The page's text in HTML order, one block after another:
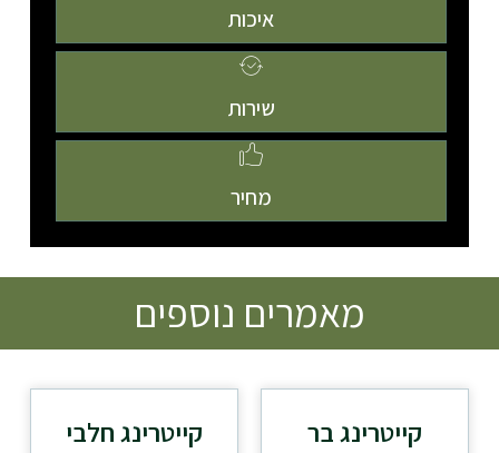
איכות
שירות
מחיר
מאמרים נוספים
קייטרינג בר
קייטרינג חלבי